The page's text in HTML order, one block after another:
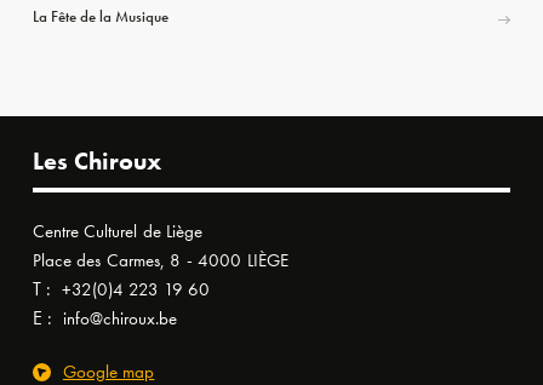
La Fête de la Musique
Les Chiroux
Centre Culturel de Liège
Place des Carmes, 8 - 4000 LIÈGE
T : +32(0)4 223 19 60
E : info@chiroux.be
Google map